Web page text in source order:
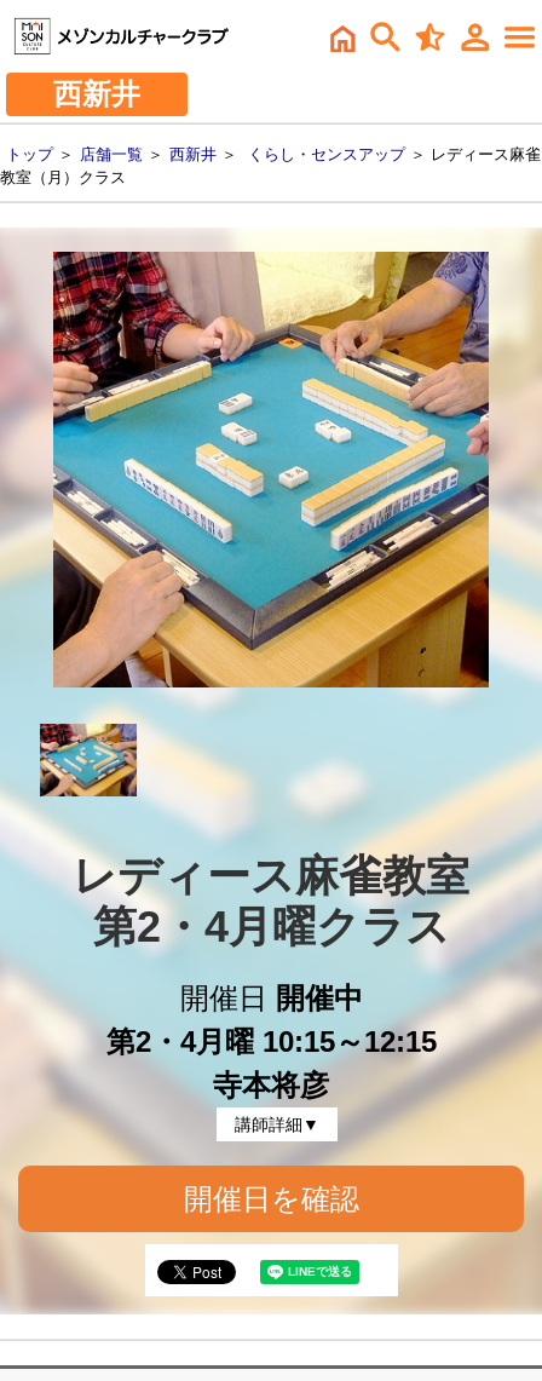
西新井
トップ＞ 店舗一覧 ＞ 西新井 ＞ くらし・センスアップ＞ レディース麻雀
教室（月）クラス
レディース麻雀教室
第2・4月曜クラス
開催日
開催中
第2・4月曜 10:15～12:15
寺本将彦
講師詳細▼
開催日を確認